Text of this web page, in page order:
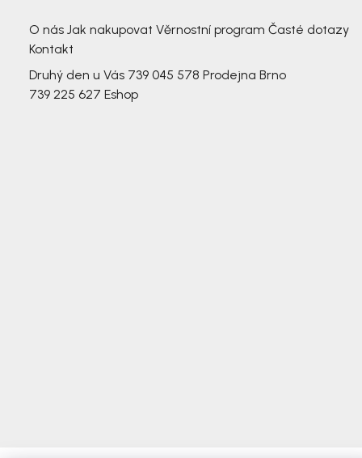
O nás Jak nakupovat Věrnostní program Časté dotazy
Kontakt
Druhý den u Vás 739 045 578 Prodejna Brno
739 225 627 Eshop